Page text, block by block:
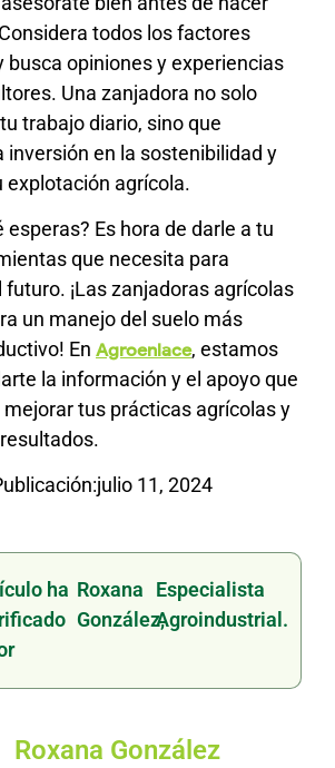
todos los factores
busca opiniones y experiencias
Una zanjadora no solo
trabajo diario, sino que
inversión en la sostenibilidad y
explotación agrícola.
esperas? Es hora de darle a tu
que necesita para
futuro. ¡Las zanjadoras agrícolas
un manejo del suelo más
En Agroenlace, estamos
la información y el apoyo que
tus prácticas agrícolas y
julio 11, 2024
ha Roxana
González,
Especialista
Agroindustrial.
Roxana González